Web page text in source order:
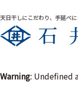
天日干しにこだわり、手延べ
Warning: Undefined